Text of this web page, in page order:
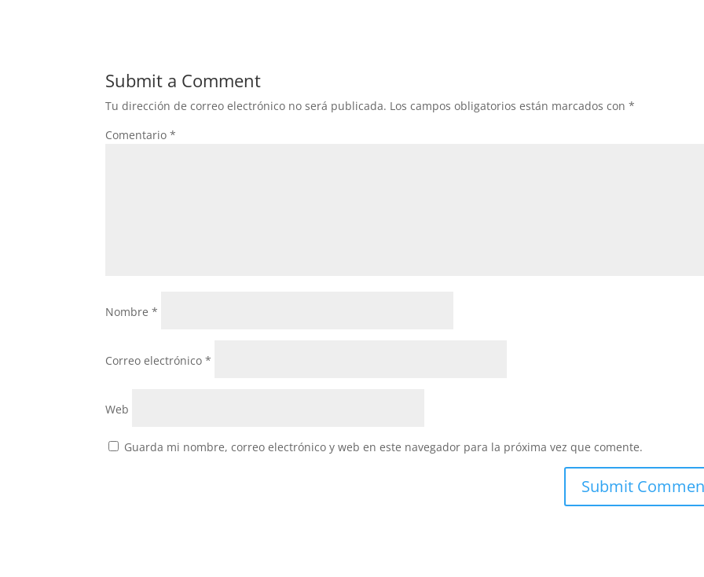
Submit a Comment
Tu dirección de correo electrónico no será publicada. Los campos obligatorios están marcados con*
Comentario*
Nombre*
Correo electrónico*
Web
Guarda mi nombre, correo electrónico y web en este navegador para la próxima vez que comente.